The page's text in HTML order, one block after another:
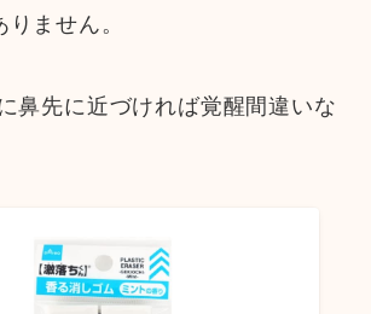
ません。
鼻先に近づければ覚醒間違いな